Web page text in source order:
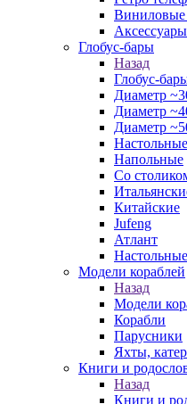
Виниловые
Аксессуары
Глобус-бары
Назад
Глобус-
Диаметр
Диаметр
Диаметр
Настольные
Напольные
Со
Китайские
Jufeng
Атлант
Модели кораблей
Назад
Модели
Корабли
Парусники
Яхты,
Книги и
Назад
Книги и